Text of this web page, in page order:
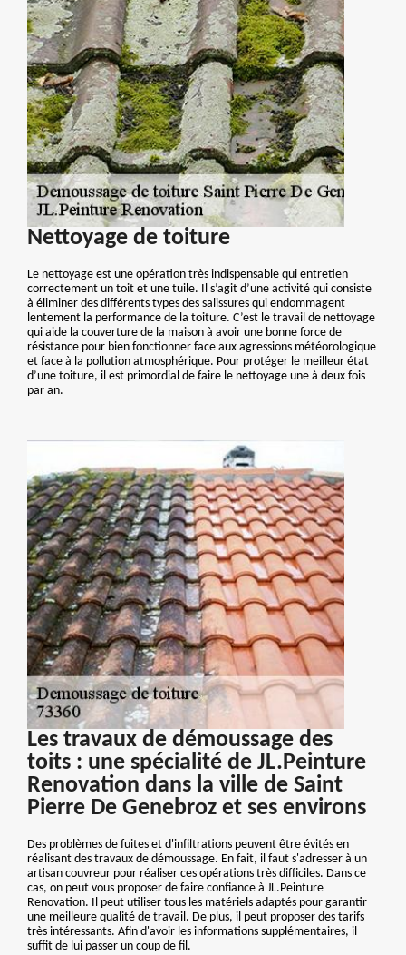
Nettoyage de toiture
Le nettoyage est une opération très indispensable qui entretien
correctement un toit et une tuile. Il s’agit d’une activité qui consiste
à éliminer des différents types des salissures qui endommagent
lentement la performance de la toiture. C’est le travail de nettoyage
qui aide la couverture de la maison à avoir une bonne force de
résistance pour bien fonctionner face aux agressions météorologique
et face à la pollution atmosphérique. Pour protéger le meilleur état
d’une toiture, il est primordial de faire le nettoyage une à deux fois
par an.
Les travaux de démoussage des
toits : une spécialité de JL.Peinture
Renovation dans la ville de Saint
Pierre De Genebroz et ses environs
Des problèmes de fuites et d'infiltrations peuvent être évités en
réalisant des travaux de démoussage. En fait, il faut s'adresser à un
artisan couvreur pour réaliser ces opérations très difficiles. Dans ce
cas, on peut vous proposer de faire confiance à JL.Peinture
Renovation. Il peut utiliser tous les matériels adaptés pour garantir
une meilleure qualité de travail. De plus, il peut proposer des tarifs
très intéressants. Afin d'avoir les informations supplémentaires, il
suffit de lui passer un coup de fil.